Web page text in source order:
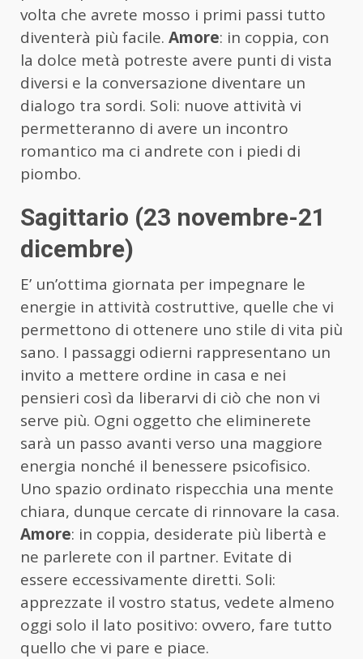
volta che avrete mosso i primi passi tutto
diventerà più facile. Amore: in coppia, con
la dolce metà potreste avere punti di vista
diversi e la conversazione diventare un
dialogo tra sordi. Soli: nuove attività vi
permetteranno di avere un incontro
romantico ma ci andrete con i piedi di
piombo.
Sagittario (23 novembre-21
dicembre)
E’ un’ottima giornata per impegnare le
energie in attività costruttive, quelle che vi
permettono di ottenere uno stile di vita più
sano. I passaggi odierni rappresentano un
invito a mettere ordine in casa e nei
pensieri così da liberarvi di ciò che non vi
serve più. Ogni oggetto che eliminerete
sarà un passo avanti verso una maggiore
energia nonché il benessere psicofisico.
Uno spazio ordinato rispecchia una mente
chiara, dunque cercate di rinnovare la casa.
Amore: in coppia, desiderate più libertà e
ne parlerete con il partner. Evitate di
essere eccessivamente diretti. Soli:
apprezzate il vostro status, vedete almeno
oggi solo il lato positivo: ovvero, fare tutto
quello che vi pare e piace.